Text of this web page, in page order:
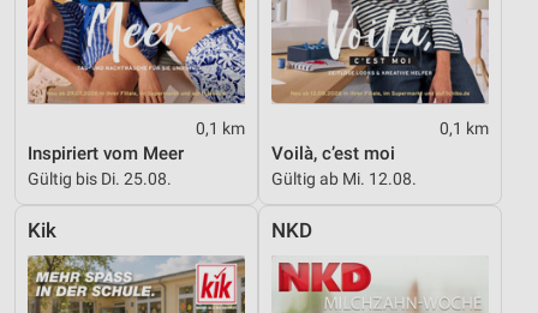
0,1 km
Inspiriert vom Meer
Gültig bis Di. 25.08.
0,1 km
Voilà, c’est moi
Gültig ab Mi. 12.08.
Kik NKD